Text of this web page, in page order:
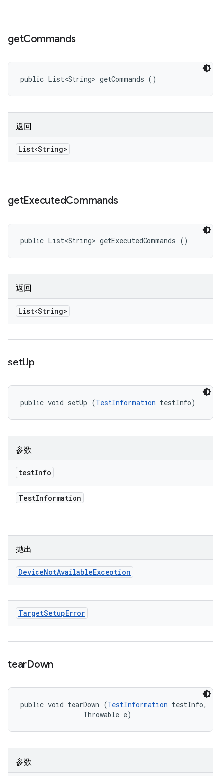
getCommands
public List<String> getCommands ()
返回
List<String>
getExecutedCommands
public List<String> getExecutedCommands ()
返回
List<String>
setUp
public void setUp (TestInformation testInfo)
参数
testInfo
TestInformation
抛出
DeviceNotAvailableException
TargetSetupError
tearDown
public void tearDown (TestInformation testInfo,
                Throwable e)
参数